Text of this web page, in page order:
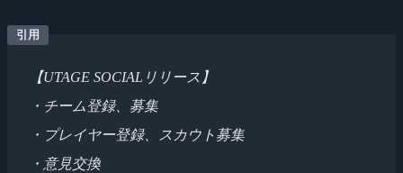
【UTAGE SOCIALリリース】
・チーム登録、募集
・プレイヤー登録、スカウト募集
・意見交換